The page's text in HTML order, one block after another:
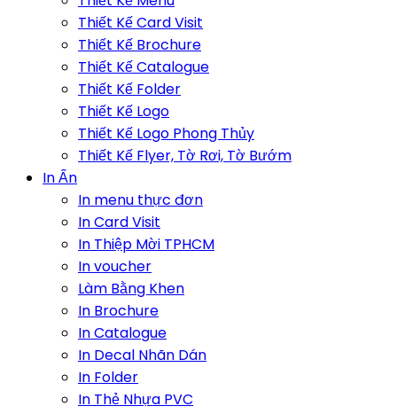
Thiết Kế Card Visit
Thiết Kế Brochure
Thiết Kế Catalogue
Thiết Kế Folder
Thiết Kế Logo
Thiết Kế Logo Phong Thủy
Thiết Kế Flyer, Tờ Rơi, Tờ Bướm
In Ấn
In menu thực đơn
In Card Visit
In Thiệp Mời TPHCM
In voucher
Làm Bằng Khen
In Brochure
In Catalogue
In Decal Nhãn Dán
In Folder
In Thẻ Nhựa PVC